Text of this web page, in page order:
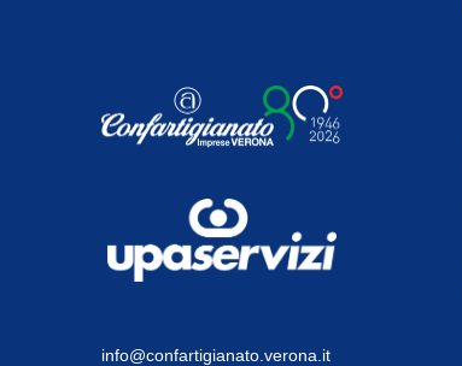
info@confartigianato.verona.it